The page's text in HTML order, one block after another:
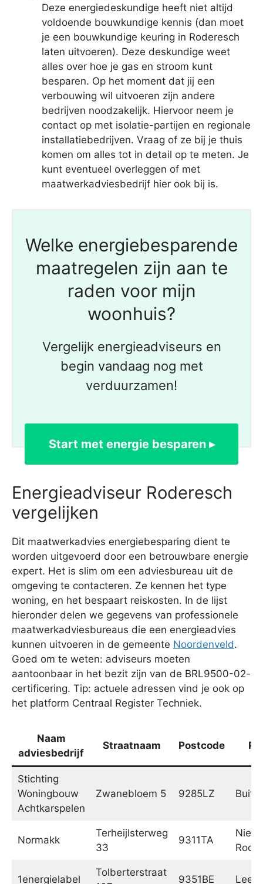
Deze energiedeskundige heeft niet altijd
voldoende bouwkundige kennis (dan moet
je een bouwkundige keuring in Roderesch
laten uitvoeren). Deze deskundige weet
alles over hoe je gas en stroom kunt
besparen. Op het moment dat jij een
verbouwing wil uitvoeren zijn andere
bedrijven noodzakelijk. Hiervoor neem je
contact op met isolatie-partijen en regionale
installatiebedrijven. Vraag of ze bij je thuis
komen om alles tot in detail op te meten. Je
kunt eventueel overleggen of met
maatwerkadviesbedrijf hier ook bij is.
Welke energiebesparende
maatregelen zijn aan te
raden voor mijn
woonhuis?
Vergelijk energieadviseurs en
begin vandaag nog met
verduurzamen!
Start met energie besparen ▸
Energieadviseur Roderesch
vergelijken
Dit maatwerkadvies energiebesparing dient te
worden uitgevoerd door een betrouwbare energie
expert. Het is slim om een adviesbureau uit de
omgeving te contacteren. Ze kennen het type
woning, en het bespaart reiskosten. In de lijst
hieronder delen we gegevens van professionele
maatwerkadviesbureaus die een energieadvies
kunnen uitvoeren in de gemeente Noordenveld.
Goed om te weten: adviseurs moeten
aantoonbaar in het bezit zijn van de BRL9500-02-
certificering. Tip: actuele adressen vind je ook op
het platform Centraal Register Techniek.
Naam
adviesbedrijf
Straatnaam Postcode
Stichting
Woningbouw
Achtkarspelen
Zwanebloem 5 9285LZ
Normakk
Terheijlsterweg
33
9311TA
1energielabel
Tolberterstraat
9351BE Leek